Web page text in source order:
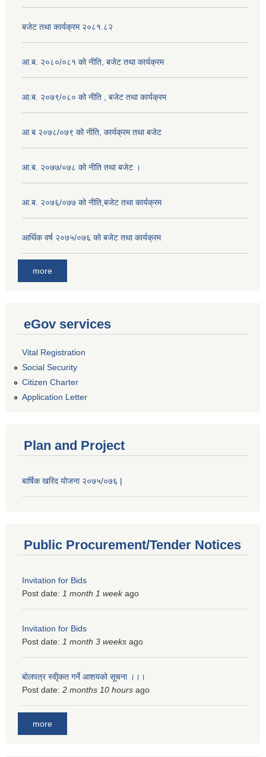
बजेट तथा कार्यक्रम २०८१.८२
आ.ब. २०८०/०८१ को नीति, बजेट तथा कार्यक्रम
आ.ब. २०७९/०८० को नीति , बजेट तथा कार्यक्रम
आ ब २०७८/०७९ को नीति, कार्यक्रम तथा बजेट
आ.ब. २०७७/०७८ को नीति तथा बजेट ।
आ.ब. २०७६/०७७ को नीति,बजेट तथा कार्यक्रम
आर्थिक वर्ष २०७५/०७६ को बजेट तथा कार्यक्रम
more
eGov services
Vital Registration
Social Security
Citizen Charter
Application Letter
Plan and Project
बार्षिक खरिद योजना २०७५/०७६ |
Public Procurement/Tender Notices
Invitation for Bids
Post date: 1 month 1 weekago
Invitation for Bids
Post date: 1 month 3 weeks ago
बोलपत्र स्वीृकत गर्ने आशयको सूचना ।।।
Post date: 2 months 10 hours ago
more